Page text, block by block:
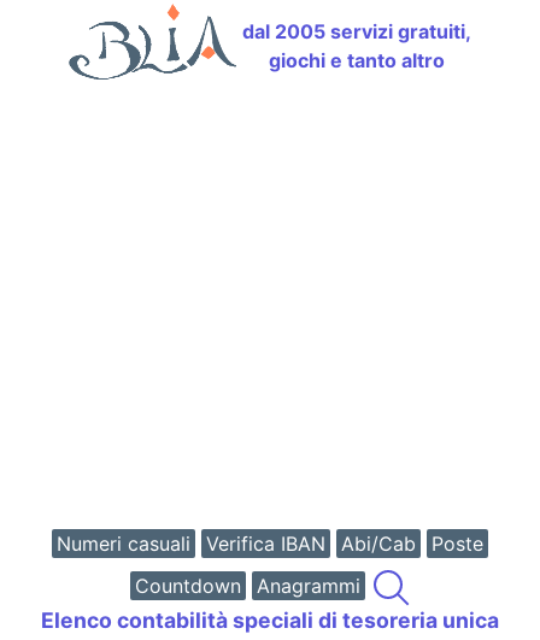
dal 2005 servizi gratuiti,
giochi e tanto altro
Numeri casuali Verifica IBAN Abi/Cab
Poste
Countdown
Anagrammi
Elenco contabilità speciali di tesoreria unica